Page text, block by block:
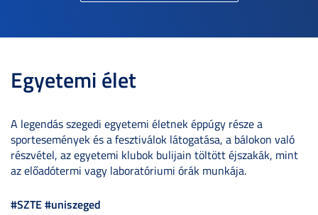
Egyetemi élet
A legendás szegedi egyetemi életnek éppúgy része a
sportesemények és a fesztiválok látogatása, a bálokon való
részvétel, az egyetemi klubok bulijain töltött éjszakák, mint
az előadótermi vagy laboratóriumi órák munkája.
#SZTE #uniszeged